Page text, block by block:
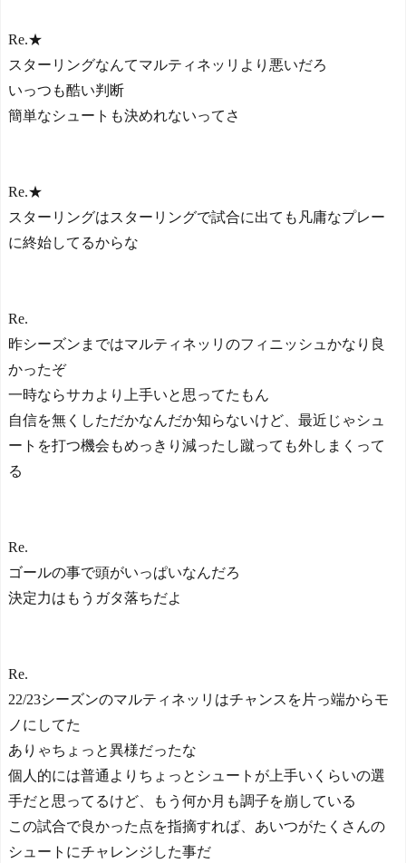
Re.★
スターリングなんてマルティネッリより悪いだろ
いっつも酷い判断
簡単なシュートも決めれないってさ
Re.★
スターリングはスターリングで試合に出ても凡庸なプレー
に終始してるからな
Re.
昨シーズンまではマルティネッリのフィニッシュかなり良
かったぞ
一時ならサカより上手いと思ってたもん
自信を無くしただかなんだか知らないけど、最近じゃシュ
ートを打つ機会もめっきり減ったし蹴っても外しまくって
る
Re.
ゴールの事で頭がいっぱいなんだろ
決定力はもうガタ落ちだよ
Re.
22/23シーズンのマルティネッリはチャンスを片っ端からモ
ノにしてた
ありゃちょっと異様だったな
個人的には普通よりちょっとシュートが上手いくらいの選
手だと思ってるけど、もう何か月も調子を崩している
この試合で良かった点を指摘すれば、あいつがたくさんの
シュートにチャレンジした事だ